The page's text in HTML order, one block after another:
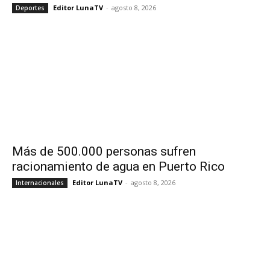
Deportes Editor LunaTV - agosto 8, 2026
Más de 500.000 personas sufren
racionamiento de agua en Puerto Rico
Internacionales Editor LunaTV - agosto 8, 2026